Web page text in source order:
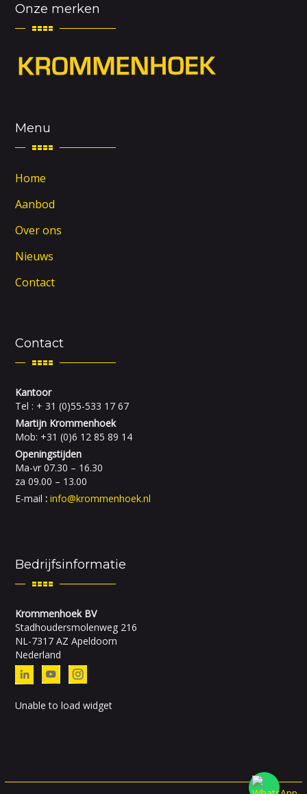
Onze merken
Menu
Home
Aanbod
Over ons
Nieuws
Contact
Contact
Kantoor
Tel : + 31 (0)55-533 17 67
Martijn Krommenhoek
Mob: +31 (0)6 12 85 89 14
Openingstijden
Ma-vr 07.30 – 16.30
za 09.00 – 13.00
E-mail :info@krommenhoek.nl
Bedrijfsinformatie
Krommenhoek BV
Stadhoudersmolenweg 216
NL-7317 AZ Apeldoorn
Nederland
Unable to load widget